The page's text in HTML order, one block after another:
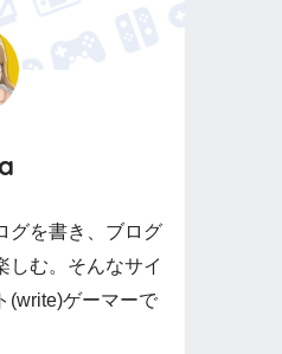
グを書き、ブログ
しむ。そんなサイ
(write)ゲーマーで